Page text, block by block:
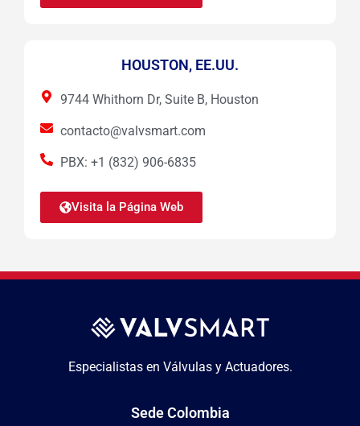
HOUSTON, EE.UU.
9744 Whithorn Dr, Suite B, Houston
contacto@valvsmart.com
PBX: +1 (832) 906-6835
Visita la Página Web
Especialistas en Válvulas y Actuadores.
Sede Colombia